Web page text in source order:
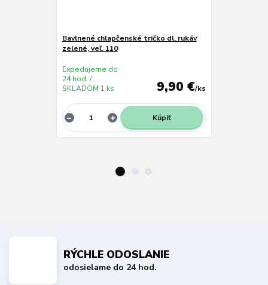
Bavlnené chlapčenské tričko dl. rukáv
zelené, veľ. 110
9,90 €/ks
Expedujeme do
24 hod. /
SKLADOM 1 ks
Kúpiť
RÝCHLE ODOSLANIE
odosielame do 24 hod.